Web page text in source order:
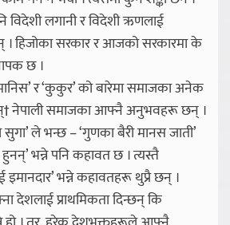
विदेशी लगानी र विदेशी ऋणलाई
। हिजोका सरकार र आजको सरकारमा के
छ ।
र ‘कुकुर’ को बारेमा समाजका अनेक
नेपाली समाजका आफ्नै अनुभवहरू छन् ।
ले भन्छ – ‘गुणका बैरी मानस जाती’
हुनन्’ भन्ने पनि कहावत छ । त्यस्तै
भन्ने कहावतहरू थुप्रै छन् ।
देशलाई प्राथमिकता दिन्छन् कि